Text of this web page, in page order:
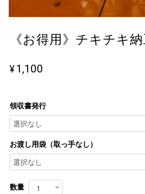
《お得用》チキチキ
¥1,100
領収書発行
お渡し用袋（取っ手なし）
数量